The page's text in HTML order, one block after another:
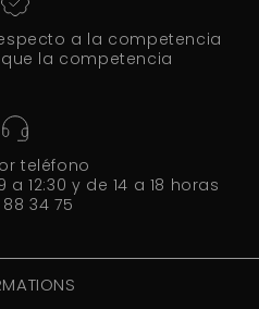
a la competencia
la competencia
teléfono
12:30 y de 14 a 18 horas
88 34 75